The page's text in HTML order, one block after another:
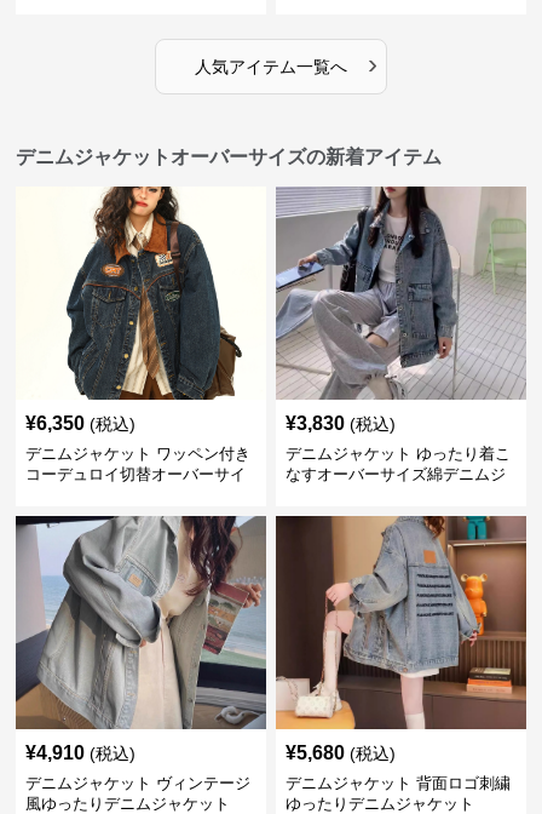
人気アイテム一覧へ ›
デニムジャケットオーバーサイズの新着アイテム
¥6,350 (税込)
デニムジャケット ワッペン付き
コーデュロイ切替オーバーサイ
¥3,830 (税込)
デニムジャケット ゆったり着こ
なすオーバーサイズ綿デニムジ
¥4,910 (税込)
デニムジャケット ヴィンテージ
風ゆったりデニムジャケット
¥5,680 (税込)
デニムジャケット 背面ロゴ刺繍
ゆったりデニムジャケット